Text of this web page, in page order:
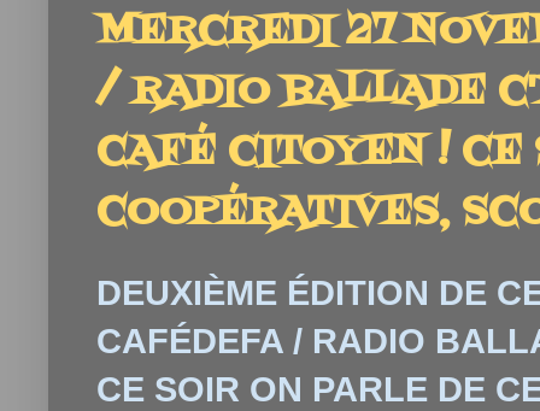
MERCREDI 27
/ RADIO BALLADE
CAFÉ CITOYEN ! CE
COOPÉRATIVES,
DEUXIÈME ÉDITION DE
CAFÉDEFA / RADIO
CE SOIR ON PARLE DE